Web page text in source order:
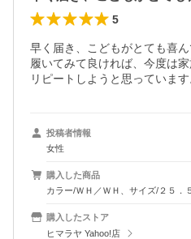
5
早く届き、こどもがとても喜ん
履いてみて良ければ、今度は
リピートしようと思っています
投稿者情報
女性
購入した商品
カラー/ＷＨ／ＷＨ、サイズ/２５．
購入したストア
ヒマラヤ Yahoo!店